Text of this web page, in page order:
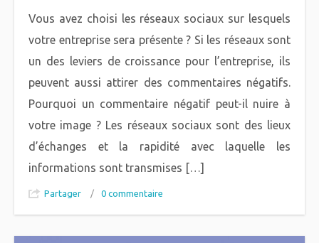
Vous avez choisi les réseaux sociaux sur lesquels
votre entreprise sera présente ? Si les réseaux sont
un des leviers de croissance pour l’entreprise, ils
peuvent aussi attirer des commentaires négatifs.
Pourquoi un commentaire négatif peut-il nuire à
votre image ? Les réseaux sociaux sont des lieux
d’échanges et la rapidité avec laquelle les
informations sont transmises […]
Partager / 0 commentaire